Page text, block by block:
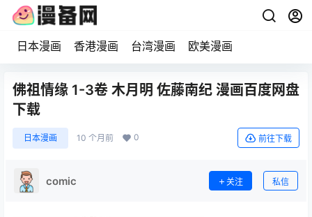
日本漫画 香港漫画 台湾漫画 欧美漫画
佛祖情缘 1-3卷 木月明 佐藤南纪 漫画百度网盘
下载
日本漫画 10 个月前 0 前往下载
comic 关注 私信